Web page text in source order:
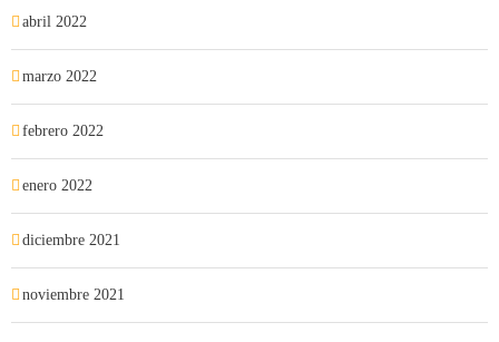
abril 2022
marzo 2022
febrero 2022
enero 2022
diciembre 2021
noviembre 2021